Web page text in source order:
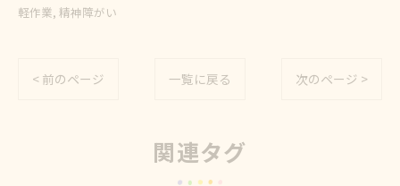
軽作業 精神障がい
< 前のページ 一覧に戻る 次のページ >
関連タグ